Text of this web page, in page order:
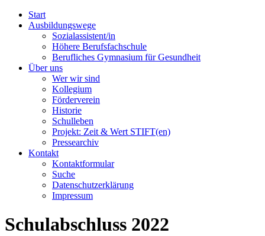
Start
Ausbildungswege
Sozialassistent/in
Höhere Berufsfachschule
Berufliches Gymnasium für Gesundheit
Über uns
Wer wir sind
Kollegium
Förderverein
Historie
Schulleben
Projekt: Zeit & Wert STIFT(en)
Pressearchiv
Kontakt
Kontaktformular
Suche
Datenschutzerklärung
Impressum
Schulabschluss 2022